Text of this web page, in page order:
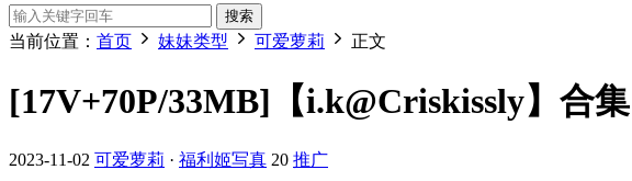
搜索
当前位置： 首页 妹妹类型 可爱萝莉 正文
[17V+70P/33MB]【i.k@Criskissly】合集
2023-11-02 可爱萝莉 · 福利姬写真 20 推广